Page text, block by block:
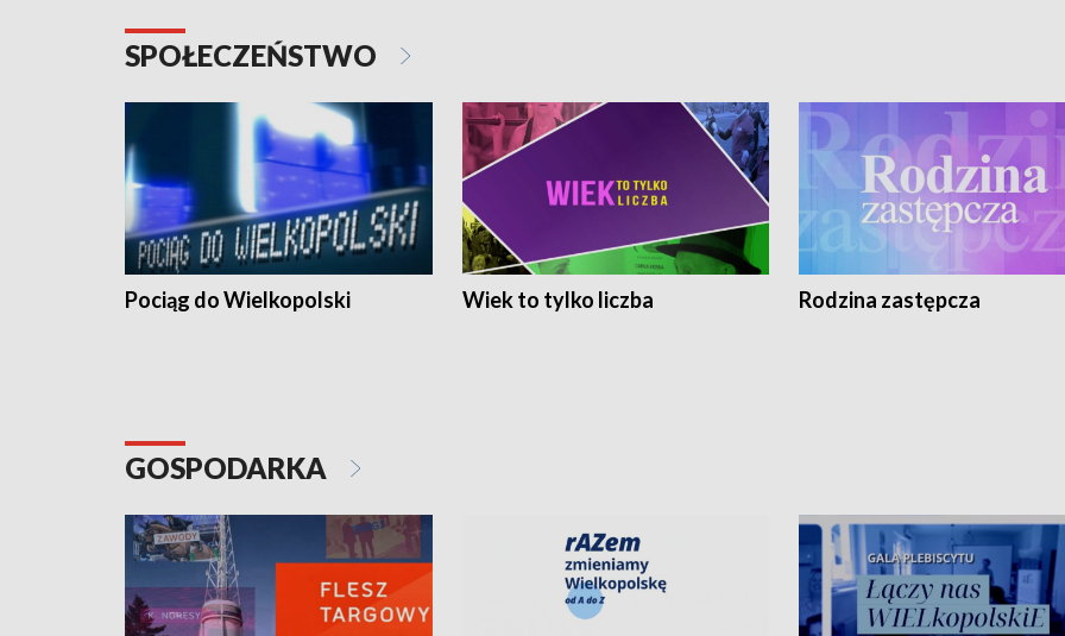
SPOŁECZEŃSTWO
Pociąg do Wielkopolski Wiek to tylko liczba Rodzina zastępcza
GOSPODARKA